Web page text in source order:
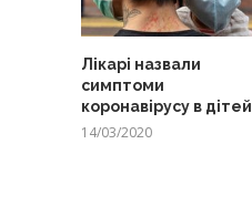
Лікарі назвали
симптоми
коронавірусу в дітей
14/03/2020